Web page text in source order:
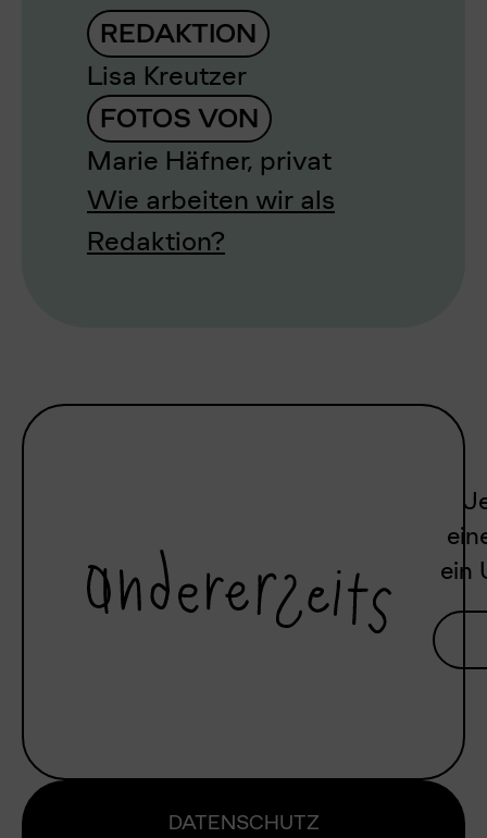
REDAKTION
Lisa Kreutzer
FOTOS VON
Marie Häfner, privat
Wie arbeiten wir als
Redaktion?
ein
DATENSCHUTZ